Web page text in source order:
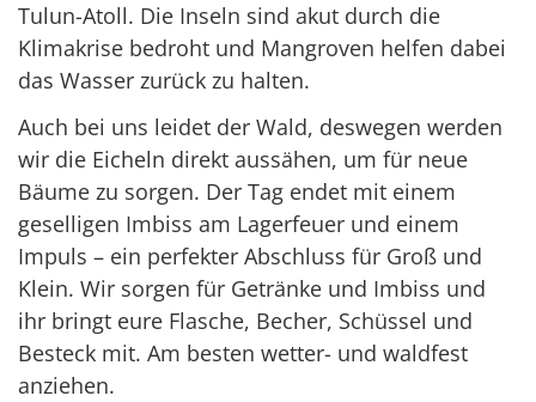
Tulun-Atoll. Die Inseln sind akut durch die
Klimakrise bedroht und Mangroven helfen dabei
das Wasser zurück zu halten.
Auch bei uns leidet der Wald, deswegen werden
wir die Eicheln direkt aussähen, um für neue
Bäume zu sorgen. Der Tag endet mit einem
geselligen Imbiss am Lagerfeuer und einem
Impuls – ein perfekter Abschluss für Groß und
Klein. Wir sorgen für Getränke und Imbiss und
ihr bringt eure Flasche, Becher, Schüssel und
Besteck mit. Am besten wetter- und waldfest
anziehen.